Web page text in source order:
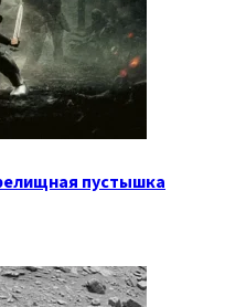
пустышка